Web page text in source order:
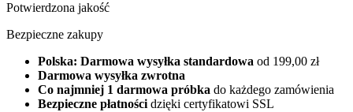
Potwierdzona jakość
Bezpieczne zakupy
Polska: Darmowa wysyłka standardowa od 199,00 zł
Darmowa wysyłka zwrotna
Co najmniej 1 darmowa próbka do każdego zamówienia
Bezpieczne płatnościdzięki certyfikatowi SSL